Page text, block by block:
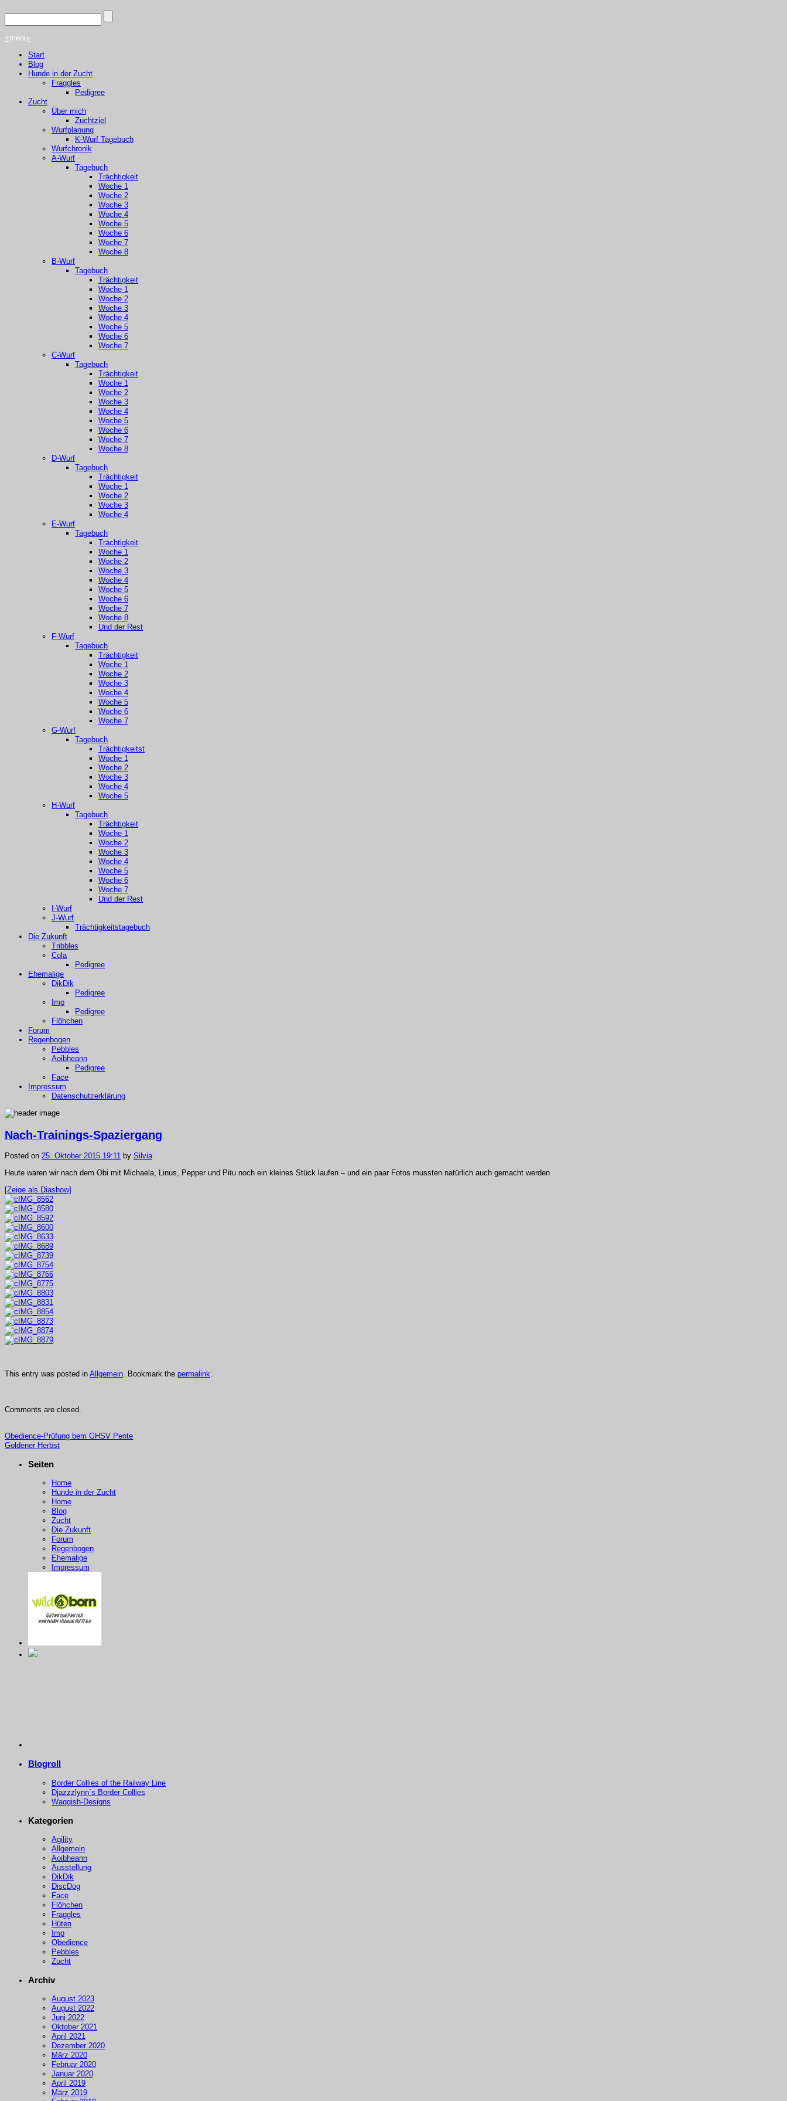
+menu-
Start
Blog
Hunde in der Zucht
Fraggles
Pedigree
Zucht
Über mich
Zuchtziel
Wurfplanung
K-Wurf Tagebuch
Wurfchronik
A-Wurf
Tagebuch
Trächtigkeit
Woche 1
Woche 2
Woche 3
Woche 4
Woche 5
Woche 6
Woche 7
Woche 8
B-Wurf
Tagebuch
Trächtigkeit
Woche 1
Woche 2
Woche 3
Woche 4
Woche 5
Woche 6
Woche 7
C-Wurf
Tagebuch
Trächtigkeit
Woche 1
Woche 2
Woche 3
Woche 4
Woche 5
Woche 6
Woche 7
Woche 8
D-Wurf
Tagebuch
Trächtigkeit
Woche 1
Woche 2
Woche 3
Woche 4
E-Wurf
Tagebuch
Trächtigkeit
Woche 1
Woche 2
Woche 3
Woche 4
Woche 5
Woche 6
Woche 7
Woche 8
Und der Rest
F-Wurf
Tagebuch
Trächtigkeit
Woche 1
Woche 2
Woche 3
Woche 4
Woche 5
Woche 6
Woche 7
G-Wurf
Tagebuch
Trächtigkeitst
Woche 1
Woche 2
Woche 3
Woche 4
Woche 5
H-Wurf
Tagebuch
Trächtigkeit
Woche 1
Woche 2
Woche 3
Woche 4
Woche 5
Woche 6
Woche 7
Und der Rest
I-Wurf
J-Wurf
Trächtigkeitstagebuch
Die Zukunft
Tribbles
Cola
Pedigree
Ehemalige
DikDik
Pedigree
Imp
Pedigree
Flöhchen
Forum
Regenbogen
Pebbles
Aoibheann
Pedigree
Face
Impressum
Datenschutzerklärung
Nach-Trainings-Spaziergang
Posted on 25. Oktober 2015 19:11 by Silvia
Heute waren wir nach dem Obi mit Michaela, Linus, Pepper und Pitu noch ein kleines Stück laufen – und ein paar Fotos mussten natürlich auch gemacht werden
[Zeige als Diashow]
This entry was posted in Allgemein . Bookmark the permalink
Comments are closed.
Obedience-Prüfung bem GHSV Pente
Goldener Herbst
Seiten
Home
Hunde in der Zucht
Home
Blog
Zucht
Die Zukunft
Forum
Regenbogen
Ehemalige
Impressum
Blogroll
Border Collies of the Railway Line
Djazzzlynn´s Border Collies
Waggish-Designs
Kategorien
Agility
Allgemein
Aoibheann
Ausstellung
DikDik
DiscDog
Face
Flöhchen
Fraggles
Hüten
Imp
Obedience
Pebbles
Zucht
Archiv
August 2023
August 2022
Juni 2022
Oktober 2021
April 2021
Dezember 2020
März 2020
Februar 2020
Januar 2020
April 2019
März 2019